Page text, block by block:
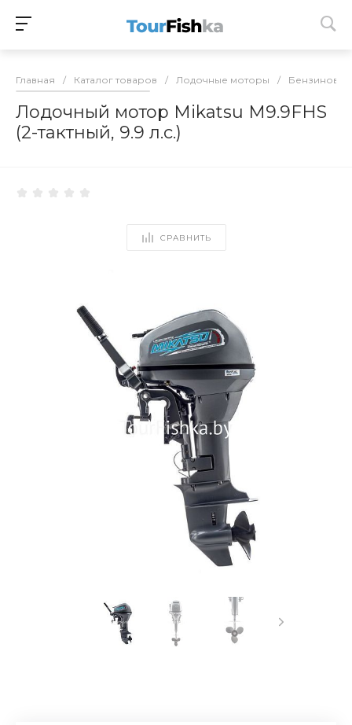
Главная / Каталог товаров / Лодочные моторы /
Лодочный мотор Mikatsu M9.9FHS
(2-тактный, 9.9 л.с.)
СРАВНИТЬ